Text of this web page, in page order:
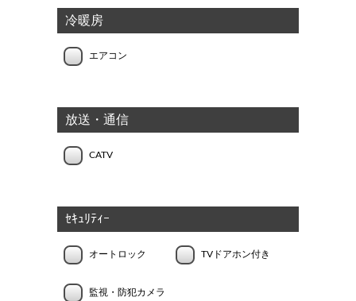
冷暖房
エアコン
放送・通信
CATV
ｾｷｭﾘﾃｨｰ
オートロック TVドアホン付き
監視・防犯カメラ